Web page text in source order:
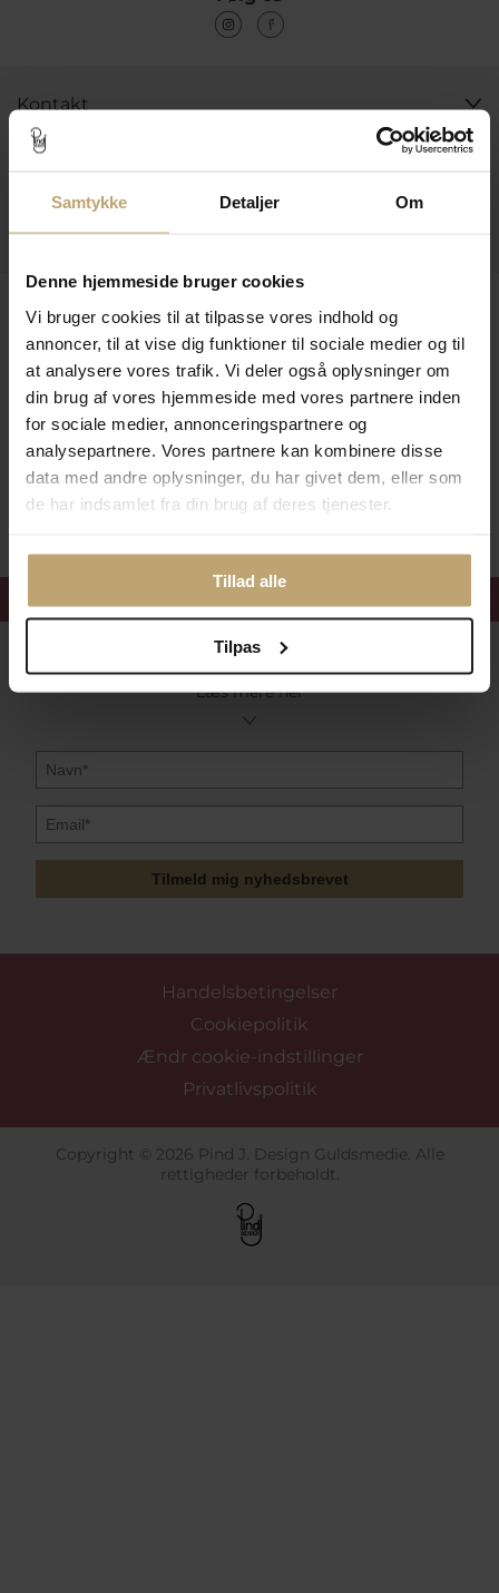
Samtykke Detaljer Om
Denne hjemmeside bruger cookies
Vi bruger cookies til at tilpasse vores indhold og
annoncer, til at vise dig funktioner til sociale medier og til
at analysere vores trafik. Vi deler også oplysninger om
din brug af vores hjemmeside med vores partnere inden
for sociale medier, annonceringspartnere og
analysepartnere. Vores partnere kan kombinere disse
data med andre oplysninger, du har givet dem, eller som
de har indsamlet fra din brug af deres tjenester.
Tillad alle
Tilpas
Kontakt
Åbningstider I Butikken
Praktiske Sider
Betalingsmuligheder
Sikker Og Tryg E-Handel
Følg med i vores nyhedsbrev
Læs mere her
Tilmeld mig nyhedsbrevet
Handelsbetingelser
Cookiepolitik
Ændr cookie-indstillinger
Privatlivspolitik
Copyright © 2026 Pind J. Design Guldsmedie. Alle
rettigheder forbeholdt.